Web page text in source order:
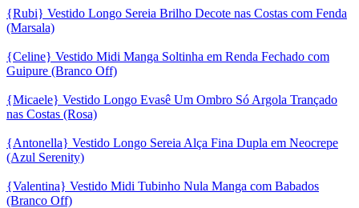
{Rubi} Vestido Longo Sereia Brilho Decote nas Costas com Fenda
(Marsala)
{Celine} Vestido Midi Manga Soltinha em Renda Fechado com
Guipure (Branco Off)
{Micaele} Vestido Longo Evasê Um Ombro Só Argola Trançado
nas Costas (Rosa)
{Antonella} Vestido Longo Sereia Alça Fina Dupla em Neocrepe
(Azul Serenity)
{Valentina} Vestido Midi Tubinho Nula Manga com Babados
(Branco Off)